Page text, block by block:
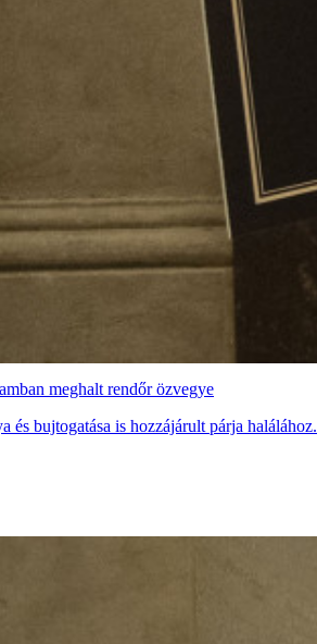
meghalt rendőr özvegye
és bujtogatása is hozzájárult párja halálához.